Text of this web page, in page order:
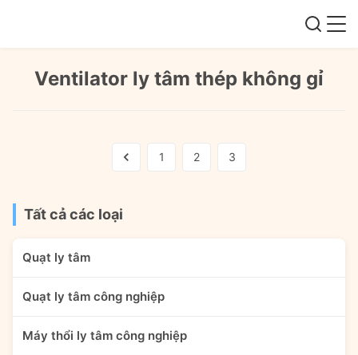
Ventilator ly tâm thép không gỉ
1 2 3
Tất cả các loại
Quạt ly tâm
Quạt ly tâm công nghiệp
Máy thổi ly tâm công nghiệp